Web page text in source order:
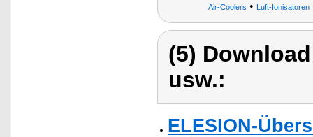
Air-Coolers • Luft-Ionisatoren
(5)
usw.:
ELESION-